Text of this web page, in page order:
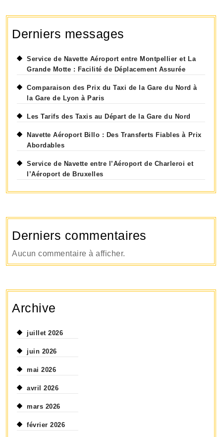
Derniers messages
Service de Navette Aéroport entre Montpellier et La
Grande Motte : Facilité de Déplacement Assurée
Comparaison des Prix du Taxi de la Gare du Nord à
la Gare de Lyon à Paris
Les Tarifs des Taxis au Départ de la Gare du Nord
Navette Aéroport Billo : Des Transferts Fiables à Prix
Abordables
Service de Navette entre l’Aéroport de Charleroi et
l’Aéroport de Bruxelles
Derniers commentaires
Aucun commentaire à afficher.
Archive
juillet 2026
juin 2026
mai 2026
avril 2026
mars 2026
février 2026